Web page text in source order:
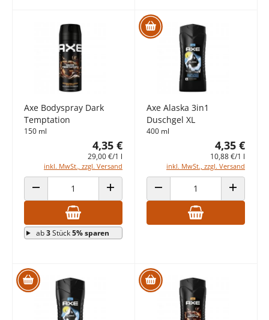
Axe Bodyspray Dark
Temptation
150 ml
4,35 €
29,00 €/1 l
inkl. MwSt., zzgl. Versand
ANZAHL VERRINGERN ANZAHL ERHÖHEN
ab3Stück5% sparen
Axe Alaska 3in1
Duschgel XL
400 ml
4,35 €
10,88 €/1 l
inkl. MwSt., zzgl. Versand
ANZAHL VERRINGERN ANZAHL